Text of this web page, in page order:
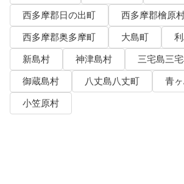
西多摩郡日の出町
西多摩郡檜原
西多摩郡奥多摩町
大島町
新島村
神津島村
三宅島三
御蔵島村
八丈島八丈町
青
小笠原村